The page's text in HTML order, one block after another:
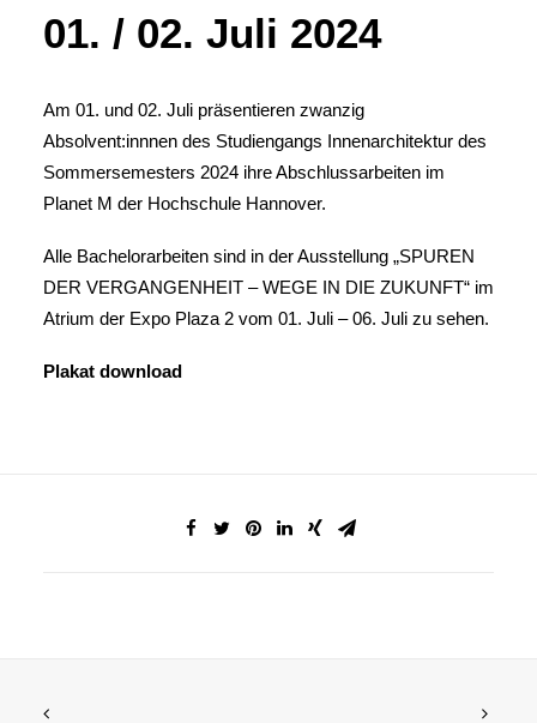
01. / 02. Juli 2024
Am 01. und 02. Juli präsentieren zwanzig
Absolvent:innnen des Studiengangs Innenarchitektur des
Sommersemesters 2024 ihre Abschlussarbeiten im
Planet M der Hochschule Hannover.
Alle Bachelorarbeiten sind in der Ausstellung „SPUREN
DER VERGANGENHEIT – WEGE IN DIE ZUKUNFT“ im
Atrium der Expo Plaza 2 vom 01. Juli – 06. Juli zu sehen.
Plakat download